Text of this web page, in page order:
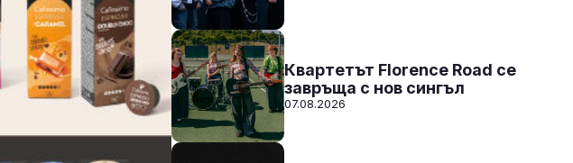
Квартетът Florence Road се
завръща с нов сингъл
07.08.2026